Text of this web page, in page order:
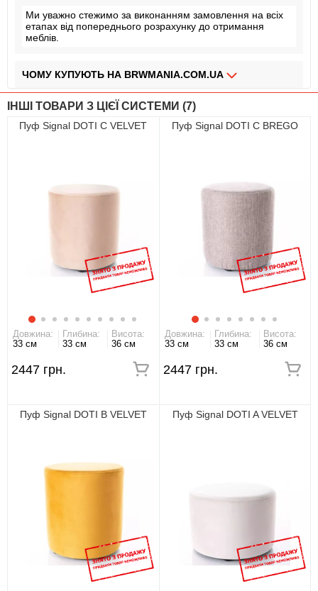
Ми уважно стежимо за виконанням замовлення на всіх
етапах від попереднього розрахунку до отримання
меблів.
ЧОМУ КУПУЮТЬ НА BRWMANIA.COM.UA
МЕБЛІ НА БУДЬ ЯКИЙ СМАК
ДОСТАВКА ЗА 2 ДНІ
ЗБІРКА МЕБЛІВ
ІНШІ ТОВАРИ З ЦІЄЇ СИСТЕМИ (7)
Пуф Signal DOTI C VELVET
Довжина:
33 см
Глибина:
33 см
Висота:
36 см
2447 грн.
Пуф Signal DOTI C BREGO
Довжина:
33 см
Глибина:
33 см
Висота:
36 см
2447 грн.
Пуф Signal DOTI B VELVET Пуф Signal DOTI A VELVET